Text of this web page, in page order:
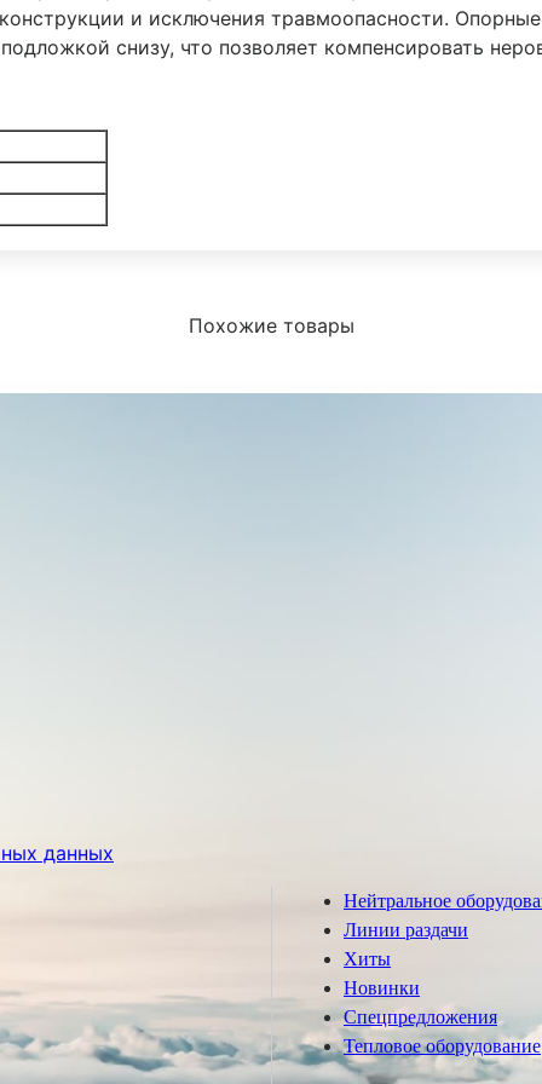
и исключения травмоопасности.
снизу, что позволяет компенсировать
Похожие товары
данных
Нейтральное
Линии раздачи
Хиты
Новинки
Спецпредложения
Тепловое оборудование